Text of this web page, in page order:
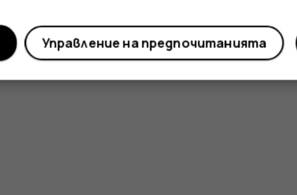
Управление на предпочитанията